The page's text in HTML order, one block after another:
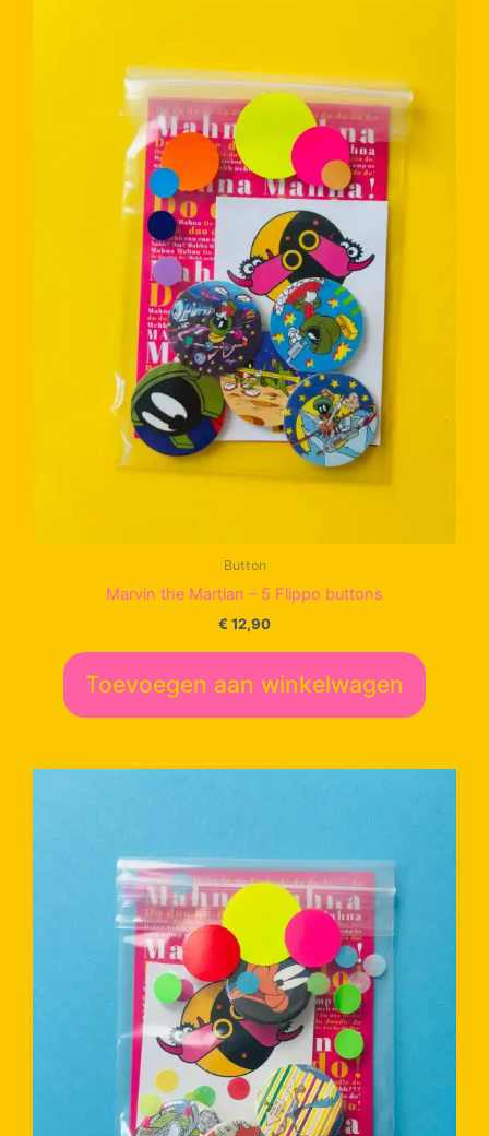
Button
Marvin the Martian – 5 Flippo buttons
€ 12,90
Toevoegen aan winkelwagen